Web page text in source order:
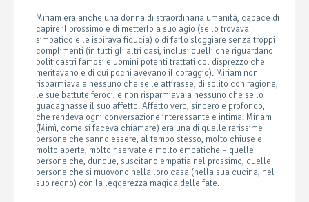
Miriam era anche una donna di straordinaria umanità, capace di
capire il prossimo e di metterlo a suo agio (se lo trovava
simpatico e le ispirava fiducia) o di farlo sloggiare senza troppi
complimenti (in tutti gli altri casi, inclusi quelli che riguardano
politicastri famosi e uomini potenti trattati col disprezzo che
meritavano e di cui pochi avevano il coraggio). Miriam non
risparmiava a nessuno che se le attirasse, di solito con ragione,
le sue battute feroci; e non risparmiava a nessuno che se lo
guadagnasse il suo affetto. Affetto vero, sincero e profondo,
che rendeva ogni conversazione interessante e intima. Miriam
(Mimì, come si faceva chiamare) era una di quelle rarissime
persone che sanno essere, al tempo stesso, molto chiuse e
molto aperte, molto riservate e molto empatiche – quelle
persone che, dunque, suscitano empatia nel prossimo, quelle
persone che si muovono nella loro casa (nella sua cucina, nel
suo regno) con la leggerezza magica delle fate.